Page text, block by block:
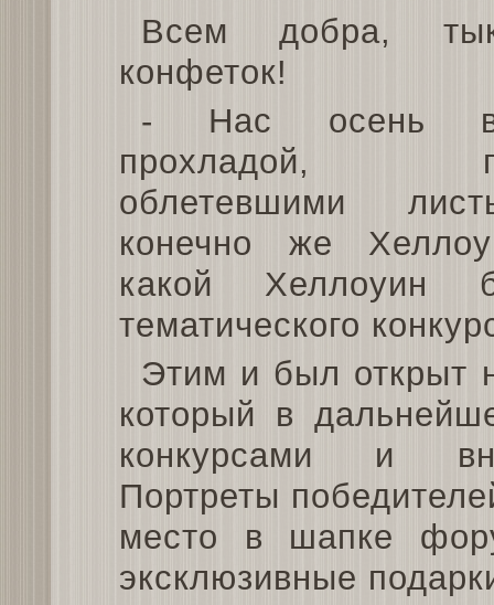
Всем добра,
конфеток!
- Нас осень
прохладой,
облетевшими
конечно же
какой Хеллоуин
тематического
Этим и был открыт
который в
конкурсами и
Портреты
место в шапке
эксклюзивные